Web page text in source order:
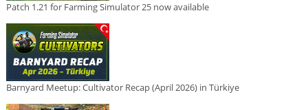
Patch 1.21 for Farming Simulator 25 now available
Barnyard Meetup: Cultivator Recap (April 2026) in Türkiye